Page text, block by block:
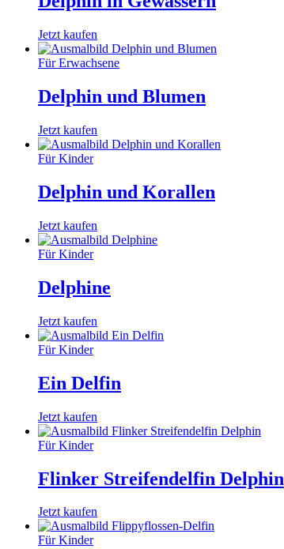
Jetzt kaufen
Für Erwachsene
Delphin und Blumen
Jetzt kaufen
Für Kinder
Delphin und Korallen
Jetzt kaufen
Für Kinder
Delphine
Jetzt kaufen
Für Kinder
Ein Delfin
Jetzt kaufen
Für Kinder
Flinker Streifendelfin Delphin
Jetzt kaufen
Für Kinder